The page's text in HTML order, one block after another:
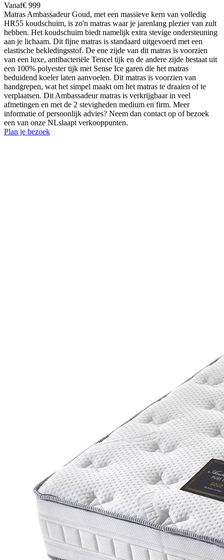
Vanaf€ 999
Matras Ambassadeur Goud, met een massieve kern van volledig
HR55 koudschuim, is zo'n matras waar je jarenlang plezier van zult
hebben. Het koudschuim biedt namelijk extra stevige ondersteuning
aan je lichaam. Dit fijne matras is standaard uitgevoerd met een
elastische bekledingsstof. De ene zijde van dit matras is voorzien
van een luxe, antibacteriële Tencel tijk en de andere zijde bestaat uit
een 100% polyester tijk met Sense Ice garen die het matras
beduidend koeler laten aanvoelen. Dit matras is voorzien van
handgrepen, wat het simpel maakt om het matras te draaien of te
verplaatsen. Dit Ambassadeur matras is verkrijgbaar in veel
afmetingen en met de 2 stevigheden medium en firm. Meer
informatie of persoonlijk advies? Neem dan contact op of bezoek
een van onze NLslaapt verkooppunten.
Plan je bezoek